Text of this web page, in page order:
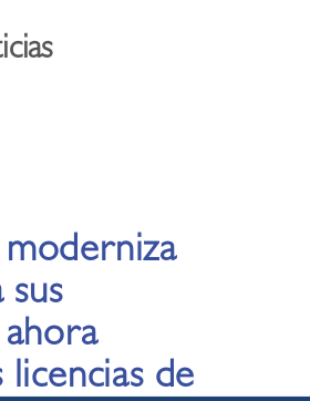
sus
licencias de